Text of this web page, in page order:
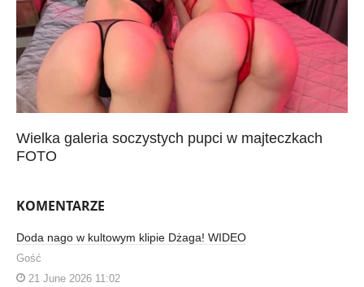
Wielka galeria soczystych pupci w majteczkach
FOTO
KOMENTARZE
Doda nago w kultowym klipie Dżaga! WIDEO
Gość
21 June 2026 11:02